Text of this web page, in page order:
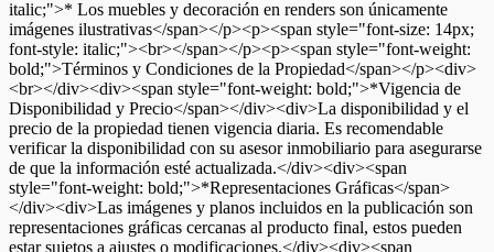
italic;">* Los muebles y decoración en renders son únicamente
imágenes ilustrativas</span></p><p><span style="font-size: 14px;
font-style: italic;"><br></span></p><p><span style="font-weight:
bold;">Términos y Condiciones de la Propiedad</span></p><div>
<br></div><div><span style="font-weight: bold;">*Vigencia de
Disponibilidad y Precio</span></div><div>La disponibilidad y el
precio de la propiedad tienen vigencia diaria. Es recomendable
verificar la disponibilidad con su asesor inmobiliario para asegurarse
de que la información esté actualizada.</div><div><span
style="font-weight: bold;">*Representaciones Gráficas</span>
</div><div>Las imágenes y planos incluidos en la publicación son
representaciones gráficas cercanas al producto final, estos pueden
estar sujetos a ajustes o modificaciones.</div><div><span